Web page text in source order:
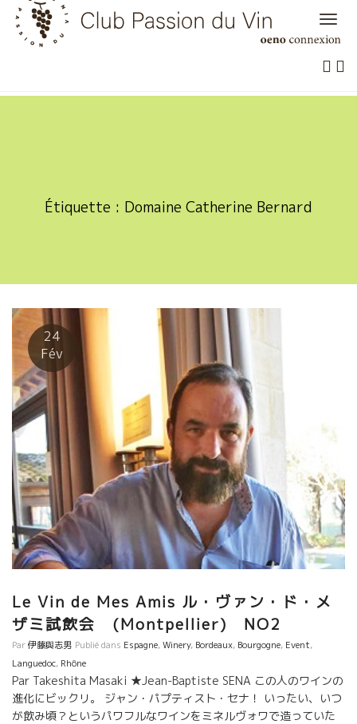
Skip
content
Étiquette : Domaine Catherine Bernard
24
Fév
Le Vin de Mes Amis ル・ヴァン・ド・メ
ザミ試飲会 (Montpellier) NO2
Par伊藤與志男 Publié dans Espagne,Winery, Bordeaux, Bourgogne, Event,
Languedoc, Rhône
Par Takeshita Masaki ★Jean-Baptiste SENA この人のワインの
進化にビックリ。 ジャン・パプティスト・セナ！ いったい、いつ
が飲み頃？というパワフルなワインをミネルヴォワで造っていた